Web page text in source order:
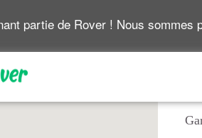
partie de Rover ! Nous
carte